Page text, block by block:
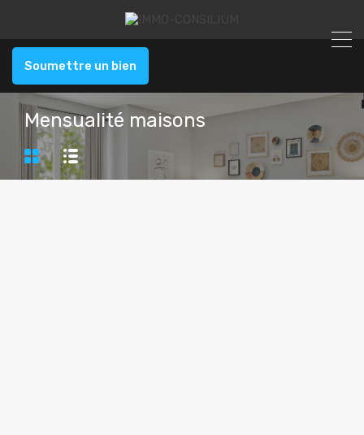
Soumettre un bien
Mensualité maisons